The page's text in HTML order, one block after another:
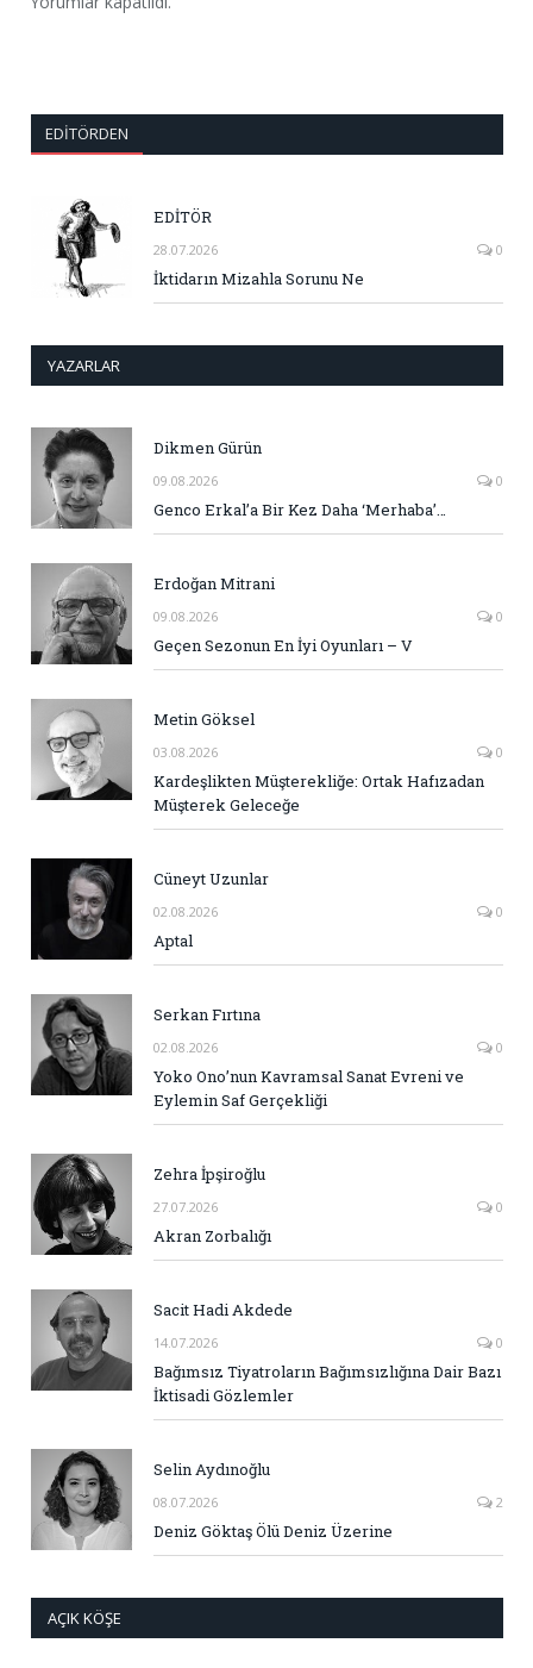
EDITÖRDEN
EDİTÖR
28.07.2026 0
İktidarın Mizahla Sorunu Ne
YAZARLAR
Dikmen Gürün
09.08.2026 0
Genco Erkal’a Bir Kez Daha ‘Merhaba’…
Erdoğan Mitrani
09.08.2026 0
Geçen Sezonun En İyi Oyunları – V
Metin Göksel
03.08.2026 0
Kardeşlikten Müşterekliğe: Ortak Hafızadan
Müşterek Geleceğe
Cüneyt Uzunlar
02.08.2026 0
Aptal
Serkan Fırtına
02.08.2026 0
Yoko Ono’nun Kavramsal Sanat Evreni ve
Eylemin Saf Gerçekliği
Zehra İpşiroğlu
27.07.2026 0
Akran Zorbalığı
Sacit Hadi Akdede
14.07.2026 0
Bağımsız Tiyatroların Bağımsızlığına Dair Bazı
İktisadi Gözlemler
Selin Aydınoğlu
08.07.2026 2
Deniz Göktaş Ölü Deniz Üzerine
AÇIK KÖŞE